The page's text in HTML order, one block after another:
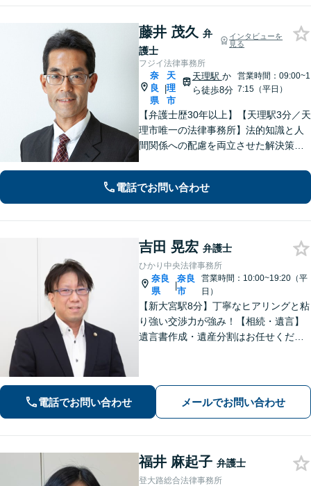
藤井 茂久 弁
護士
インタビューを
見る
フジイ法律事務所
奈
良
県
|
天
理
市
天理駅 か
ら徒歩8分
営業時間：09:00~1
7:15（平日）
【弁護士歴30年以上】【天理駅3分／天
理市唯一の法律事務所】法的知識と人
間関係への配慮を両立させた解決策を
法書士・不動産鑑定士など」相続に関
わる問題を総合的に解決へ導きます
電話でお問い合わせ
吉田 晃宏 弁護士
ひかり中央法律事務所
奈良
県
|
奈良
市
営業時間：10:00~19:20（平
日）
【新大宮駅8分】丁寧なヒアリングと粘
り強い交渉力が強み！【相続・遺言】
遺言書作成・遺産分割はお任せくださ
に持ち込んだ事例あり【初回面談無
料】
電話でお問い合わせ メールでお問い合わせ
福井 麻起子 弁護士
登大路総合法律事務所